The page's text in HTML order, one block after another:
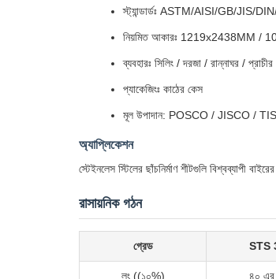
স্ট্যান্ডার্ডঃ ASTM/AISI/GB/JIS/
নিয়মিত আকারঃ 1219x2438MM
ব্যবহারঃ সিলিং / দরজা / রান্নাঘর / প্রাচীর
প্যাকেজিংঃ কাঠের কেস
মূল উপাদান: POSCO / JISCO /
অ্যাপ্লিকেশন
স্টেইনলেস স্টিলের ছাঁচনির্মাণ শীটগুলি বিশ্বব্যাপী
রাসায়নিক গঠন
গ্রেড STS
লং ((১০%) ৪০ এর